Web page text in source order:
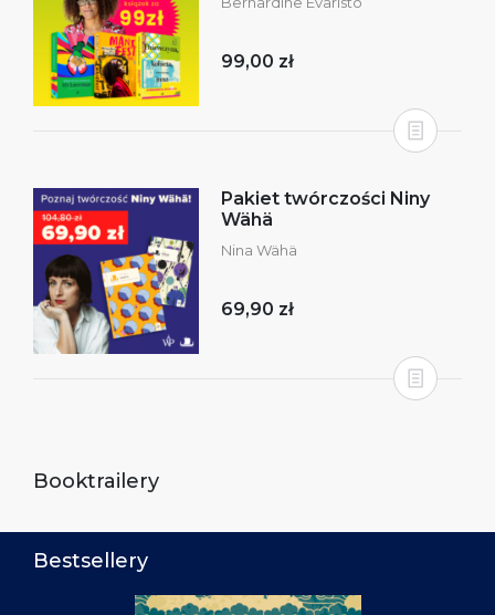
99,00 zł
Pakiet twórczości Niny
Wähä
Nina Wähä
69,90 zł
Booktrailery
Bestsellery